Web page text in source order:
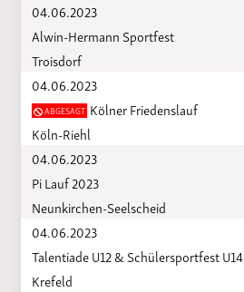
04.06.2023
Alwin-Hermann Sportfest
Troisdorf
04.06.2023
ABGESAGTKölner Friedenslauf
Köln-Riehl
04.06.2023
Pi Lauf 2023
Neunkirchen-Seelscheid
04.06.2023
Talentiade U12 & Schülersportfest U14
Krefeld